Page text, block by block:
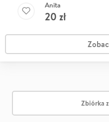
Anita
20 zł
Zbiórka